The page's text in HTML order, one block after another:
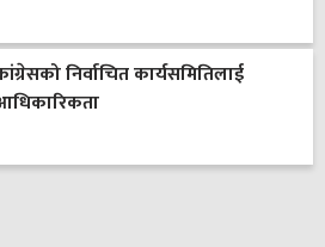
निर्वाचित कार्यसमितिलाई